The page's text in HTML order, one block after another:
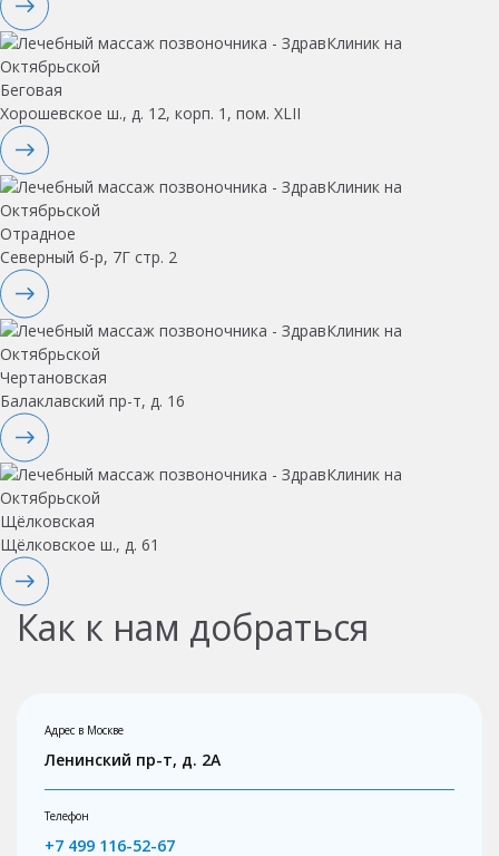
Беговая
Хорошевское ш., д. 12, корп. 1, пом. XLII
Отрадное
Северный б-р, 7Г стр. 2
Чертановская
Балаклавский пр-т, д. 16
Щёлковская
Щёлковское ш., д. 61
Как к нам добраться
Адрес в Москве
Ленинский пр-т, д. 2А
Телефон
+7 499 116-52-67